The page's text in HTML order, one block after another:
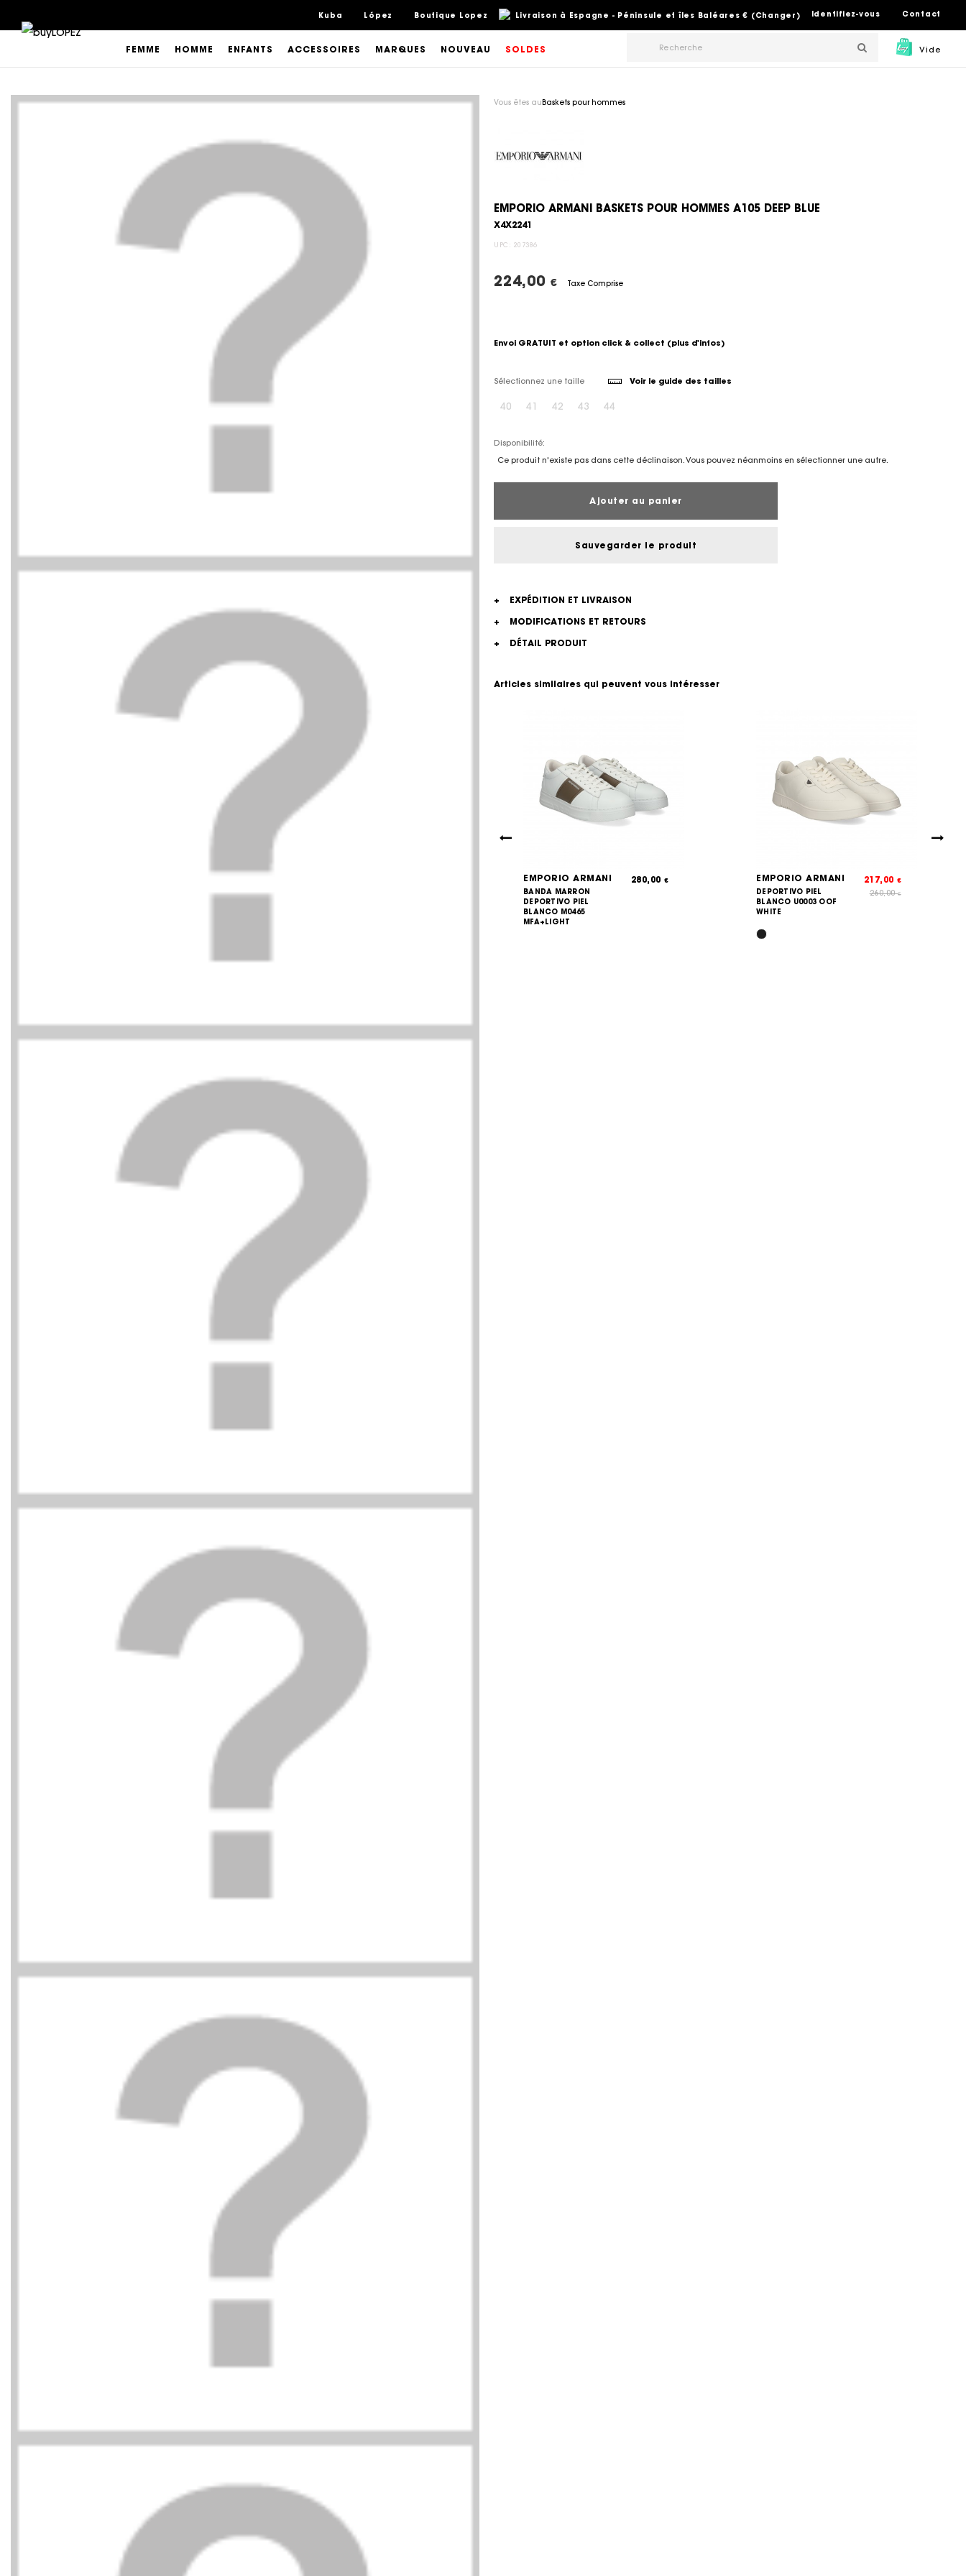
Contact
Identifiez-vous
Livraison à Espagne - Péninsule et îles Baléares € (Changer)
Kuba López Boutique Lopez
Vide
FEMME HOMME ENFANTS ACCESSOIRES MARQUES NOUVEAU SOLDES
Vous êtes auBaskets pour hommes
EMPORIO ARMANI BASKETS POUR HOMMES A105 DEEP BLUE
X4X2241
UPC: 207386
224,00 € Taxe Comprise
Envoi GRATUIT et option click & collect (plus d'infos)
Sélectionnez une taille Voir le guide des tailles
40 41 42 43 44
Disponibilité:
Ce produit n'existe pas dans cette déclinaison. Vous pouvez néanmoins en sélectionner une autre.
Ajouter au panier
Sauvegarder le produit
+
EXPÉDITION ET LIVRAISON
+
MODIFICATIONS ET RETOURS
+
DÉTAIL PRODUIT
Articles similaires qui peuvent vous intéresser
EMPORIO ARMANI
BANDA MARRON
DEPORTIVO PIEL
BLANCO M0465
MFA+LIGHT
280,00€ EMPORIO ARMANI
DEPORTIVO PIEL
BLANCO U0003 OOF
WHITE
217,00€
260,00€